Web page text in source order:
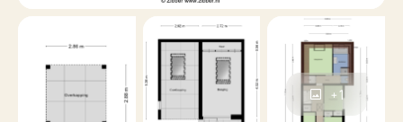
Riante achtertuin en bijgebouwen
Via de openslaande deuren in de woonkamer of de
deur in de bijkeuken bereik je de verrassend diepe
achtertuin. Direct achter de woning bevindt zich een
bestraat terras. Hier is een royale, moderne donkere
+1